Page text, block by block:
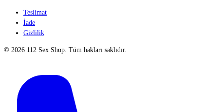
Teslimat
İade
Gizlilik
© 2026 112 Sex Shop . Tüm hakları saklıdır.